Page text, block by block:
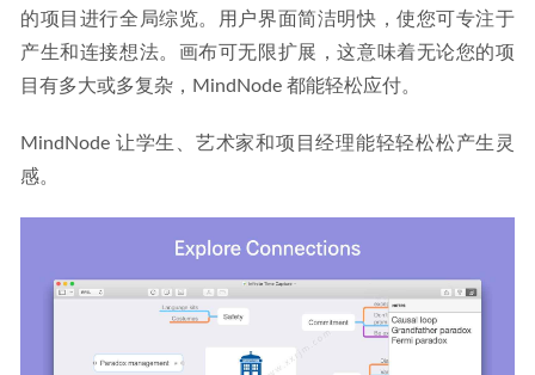
的项目进行全局综览。用户界面简洁明快，使您可专注于
产生和连接想法。画布可无限扩展，这意味着无论您的项
目有多大或多复杂，MindNode 都能轻松应付。
MindNode 让学生、艺术家和项目经理能轻轻松松产生灵
感。
ProShow Producer v9.0.3797 中文便携版-电子相册制作软件
2023-03-23
PS2018使用过程中出现“要求96和8之间的整数”弹出报错解